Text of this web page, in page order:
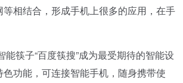
相结合，形成手机上很多的应用，在手
筷子“百度筷搜”成为最受期待的智能设
功能，可连接智能手机，随身携带使